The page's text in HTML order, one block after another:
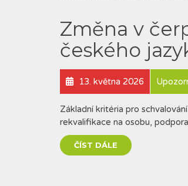
Změna v
českého
13. května 2026
Základní kritéria pro
rekvalifikace na osobu,
ČÍST DÁLE